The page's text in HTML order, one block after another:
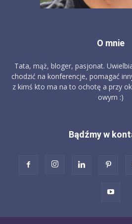
O mnie
Tata, mąż, bloger, pasjonat.
chodzić na konferencje, pomagać
z kimś kto ma na to ochotę a przy
owym :)
Bądźmy w